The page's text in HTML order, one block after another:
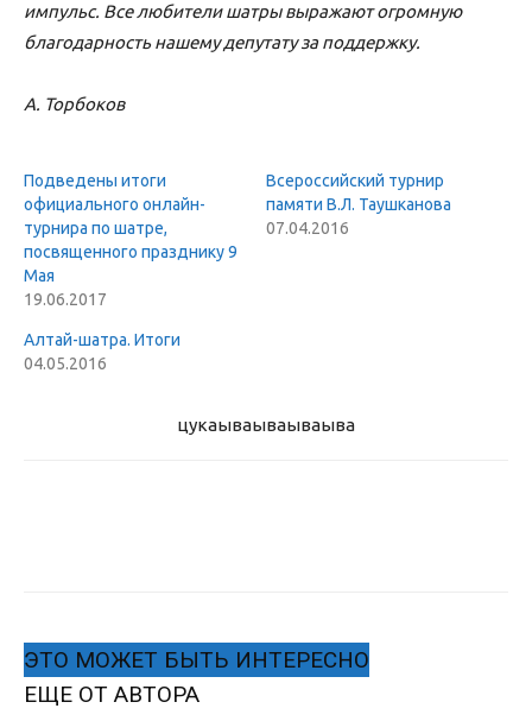
импульс. Все любители шатры выражают огромную
благодарность нашему депутату за поддержку.
А. Торбоков
Подведены итоги
официального онлайн-
турнира по шатре,
посвященного празднику 9
Мая
19.06.2017
Всероссийский турнир
памяти В.Л. Таушканова
07.04.2016
Алтай-шатра. Итоги
04.05.2016
цукаываываываыва
ЭТО МОЖЕТ БЫТЬ ИНТЕРЕСНО
ЕЩЕ ОТ АВТОРА